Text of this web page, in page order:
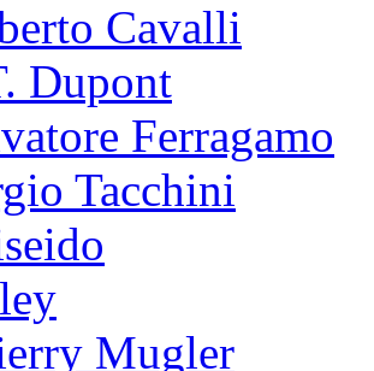
Cavalli
Dupont
Ferragamo
Tacchini
Mugler